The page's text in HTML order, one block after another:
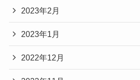
2023年2月
2023年1月
2022年12月